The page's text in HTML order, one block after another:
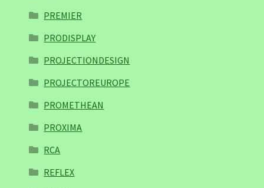
PREMIER
PRODISPLAY
PROJECTIONDESIGN
PROJECTOREUROPE
PROMETHEAN
PROXIMA
RCA
REFLEX